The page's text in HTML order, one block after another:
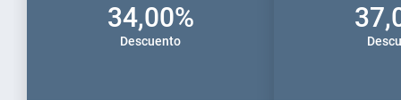
34,00%
Descuento